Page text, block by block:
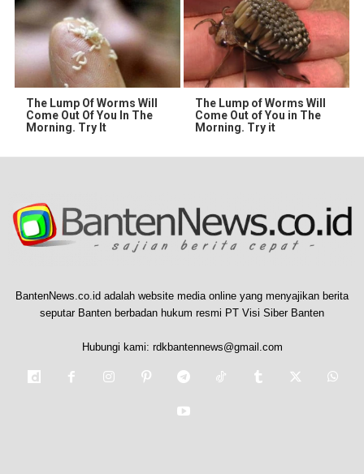
The Lump Of Worms Will
Come Out Of You In The
Morning. Try It
The Lump of Worms Will
Come Out of You in The
Morning. Try it
BantenNews.co.id adalah website media online yang menyajikan berita
seputar Banten berbadan hukum resmi PT Visi Siber Banten
Hubungi kami: rdkbantennews@gmail.com